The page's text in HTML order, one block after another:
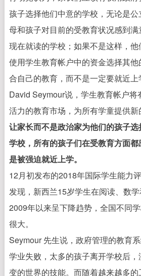
孩子选择他们中意的学校，无论是公
母和孩子对目前的受教育状况感到
现在就读的学校； 如果不是这样，他
使用学生教育帐户中的资金选择其
合自己的教育，而不是一定要就近上
David Seymour说，学生教育帐户
活力的教育市场，为所有学童提供新
让家长而不是政治家为他们的孩子
学校，所有的孩子们在受教育方面
是被强迫就近上学。
12月初发布的2018年国际学生能力
发现，新西兰15岁学生在阅读、数
2009年以来呈下降趋势，全国不同
很大。
Seymour 先生说，政府管理的教育
学业失败，太多的孩子离开学校后
变的世界的技能。 而随着越来越多